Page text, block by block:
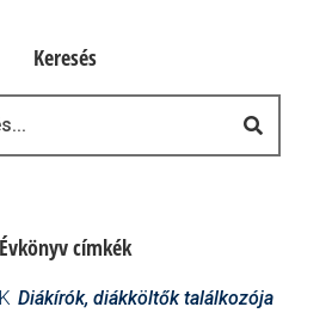
Keresés
Évkönyv címkék
Diákírók, diákköltők találkozója